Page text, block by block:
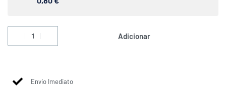
Adicionar
Envio Imediato